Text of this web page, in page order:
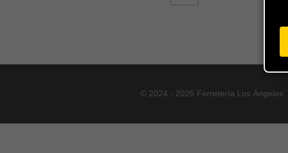
© 2024 - 2026 Ferretería Los Ángeles